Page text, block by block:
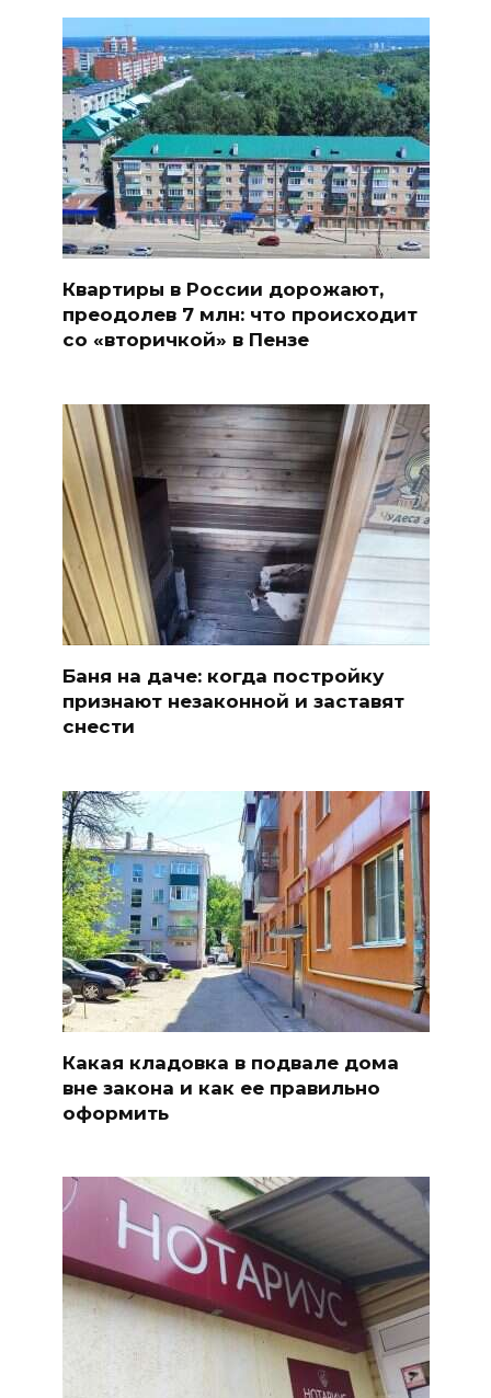
Квартиры в России дорожают,
преодолев 7 млн: что происходит
со «вторичкой» в Пензе
Баня на даче: когда постройку
признают незаконной и заставят
снести
Какая кладовка в подвале дома
вне закона и как ее правильно
оформить